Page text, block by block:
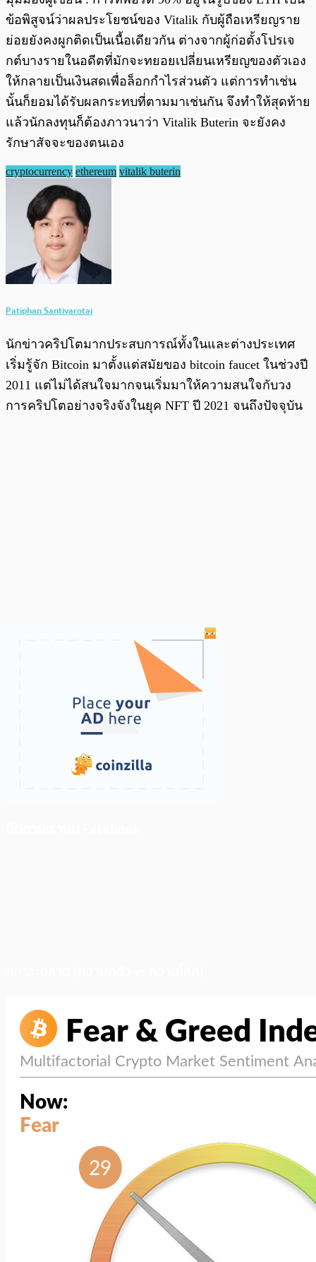
ข้อพิสูจน์ว่าผลประโยชน์ของ Vitalik กับผู้ถือเหรียญราย
ย่อยยังคงผูกติดเป็นเนื้อเดียวกัน ต่างจากผู้ก่อตั้งโปรเจ
กต์บางรายในอดีตที่มักจะทยอยเปลี่ยนเหรียญของตัวเอง
ให้กลายเป็นเงินสดเพื่อล็อกกำไรส่วนตัว แต่การทำเช่น
นั้นก็ยอมได้รับผลกระทบที่ตามมาเช่นกัน จึงทำให้สุดท้าย
แล้วนักลงทุนก็ต้องภาวนาว่า Vitalik Buterin จะยังคง
รักษาสัจจะของตนเอง
cryptocurrency ethereum vitalik buterin
Patiphan Santivarotai
นักข่าวคริปโตมากประสบการณ์ทั้งในและต่างประเทศ
เริ่มรู้จัก Bitcoin มาตั้งแต่สมัยของ bitcoin faucet ในช่วงปี
2011 แต่ไม่ได้สนใจมากจนเริ่มมาให้ความสนใจกับวง
การคริปโตอย่างจริงจังในยุค NFT ปี 2021 จนถึงปัจจุบัน